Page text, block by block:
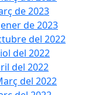
de 2023
de 2023
del 2022
del 2022
del 2022
del 2022